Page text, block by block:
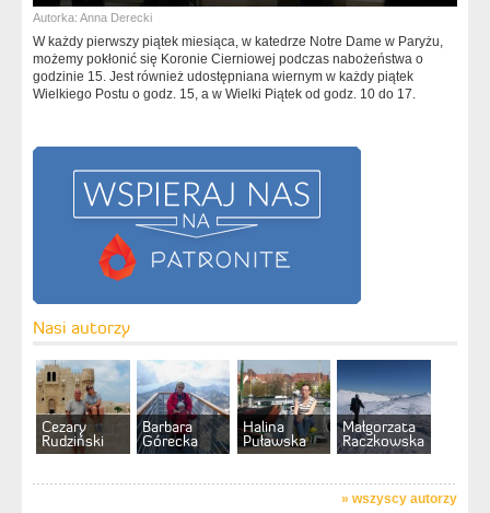
Autorka: Anna Derecki
W każdy pierwszy piątek miesiąca, w katedrze Notre Dame w Paryżu,
możemy pokłonić się Koronie Cierniowej podczas nabożeństwa o
godzinie 15. Jest również udostępniana wiernym w każdy piątek
Wielkiego Postu o godz. 15, a w Wielki Piątek od godz. 10 do 17.
Nasi autorzy
Cezary
Rudziński
Barbara
Górecka
Halina
Puławska
Małgorzata
Raczkowska
» wszyscy autorzy